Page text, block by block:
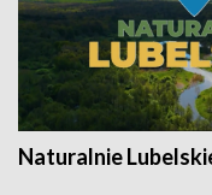
Naturalnie